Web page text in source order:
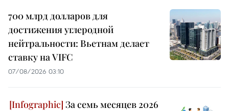
700 млрд долларов для
достижения углеродной
нейтральности: Вьетнам делает
ставку на VIFC
07/08/2026 03:10
За семь месяцев 2026